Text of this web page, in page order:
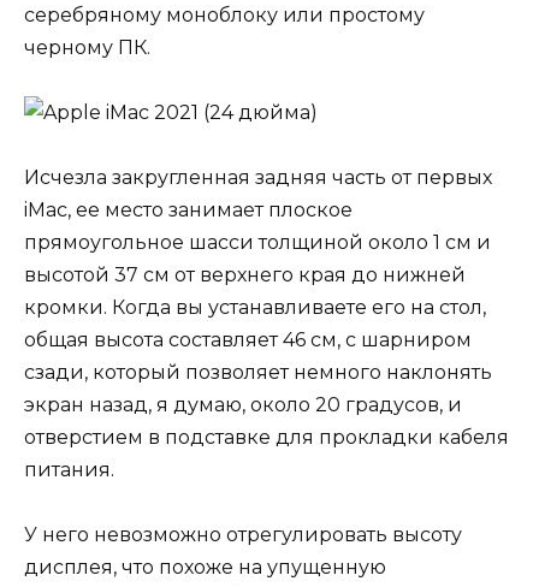
серебряному моноблоку или простому
черному ПК.
Исчезла закругленная задняя часть от первых
iMac, ее место занимает плоское
прямоугольное шасси толщиной около 1 см и
высотой 37 см от верхнего края до нижней
кромки. Когда вы устанавливаете его на стол,
общая высота составляет 46 см, с шарниром
сзади, который позволяет немного наклонять
экран назад, я думаю, около 20 градусов, и
отверстием в подставке для прокладки кабеля
питания.
У него невозможно отрегулировать высоту
дисплея, что похоже на упущенную